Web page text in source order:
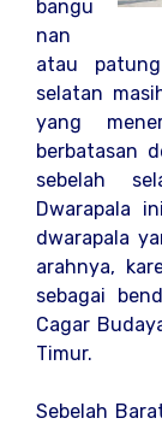
bangu
nan
atau
selatan
yang
berbatasan
sebelah
Dwarapala
dwarapala
arahnya,
sebagai
Cagar
Timur.
Sebelah